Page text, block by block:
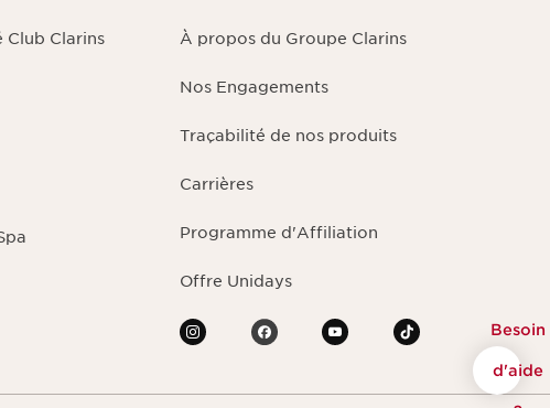
Besoin
d'aide
Club Clarins À propos du Groupe Clarins
Nos Engagements
Traçabilité de nos produits
Carrières
Programme d'Affiliation
Offre Unidays